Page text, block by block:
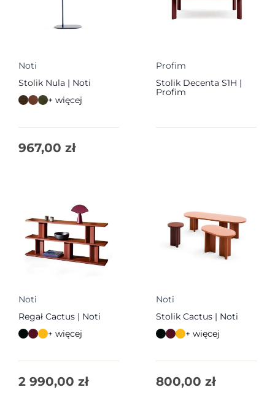
Noti
Stolik Nula | Noti
+ więcej
967,00 zł
Profim
Stolik Decenta S1H |
Profim
Noti
Regał Cactus | Noti
+ więcej
2 990,00 zł
Noti
Stolik Cactus | Noti
+ więcej
800,00 zł